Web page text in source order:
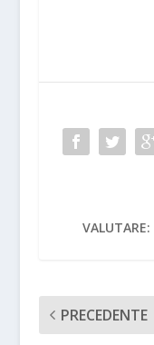
VALUTARE:
PRECEDENTE